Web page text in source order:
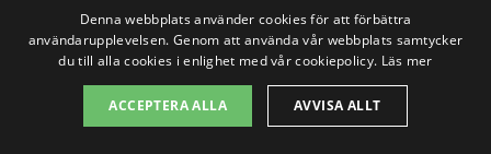
Rödeby
Kristianstad
Sölvesborg
Denna webbplats använder cookies för att förbättra
användarupplevelsen. Genom att använda vår webbplats samtycker
du till alla cookies i enlighet med vår cookiepolicy. Läs mer
ACCEPTERA ALLA AVVISA ALLT